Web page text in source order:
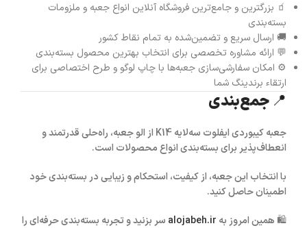
🧃 بزرگترین و جامع‌ترین فروشگاه آنلاین انواع جعبه و ملزومات
بسته‌بندی
🚚 ارسال سریع و تضمین‌شده به تمام نقاط کشور
💬 ارائه مشاوره تخصصی برای انتخاب بهترین محصول بسته‌بندی
⚙️ امکان سفارشی‌سازی جعبه‌ها با چاپ لوگو و طرح اختصاصی برای
ارتقاء برندینگ شما
📍 جمع‌بندی
جعبه کیبوردی ایفلوت سه‌لایه K14 از الو جعبه، راه‌حلی قدرتمند و
انعطاف‌پذیر برای بسته‌بندی انواع محصولات است.
با انتخاب این جعبه، از کیفیت، استحکام و زیبایی در بسته‌بندی خود
اطمینان حاصل کنید.
🛍️ همین امروز به alojabeh.ir سر بزنید و تجربه بسته‌بندی حرفه‌ای را